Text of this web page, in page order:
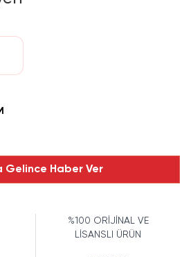
Gelince Haber Ver
%100 ORİJİNAL VE
LİSANSLI ÜRÜN